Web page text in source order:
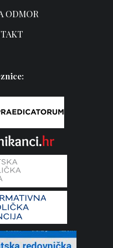
ODMOR